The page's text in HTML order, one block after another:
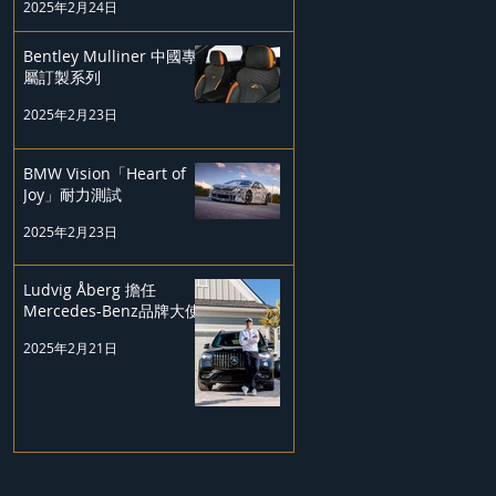
2025年2月24日
Bentley Mulliner 中國專
屬訂製系列
2025年2月23日
BMW Vision「Heart of
Joy」耐力測試
2025年2月23日
Ludvig Åberg 擔任
Mercedes-Benz品牌大使
2025年2月21日